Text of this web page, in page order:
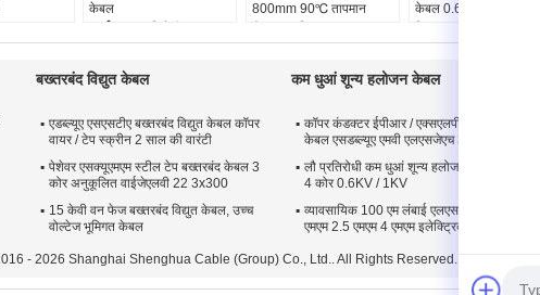
5Core
केबल
आकार:1.5 मिमी 2 -600
मिमी 2
नामित वोल्टेज:
800mm 90℃ तापमान
आकार:1.5 मिमी 2 -800
नामित वोल्टेज:0.6/1 केवी
केबल 0.6KV 1KV बिजली
नामित वोल्टेज:
कोर की संख्या:
जैकेट का रंग:
एफआर-पीवीसी
बख्तरबंद विद्युत केबल
एडब्ल्यूए एसएसटीए बख्तरबंद विद्युत केबल कॉपर
वायर / टेप स्क्रीन 2 साल की वारंटी
पेशेवर एसक्यूएमएम स्टील टेप बख्तरबंद केबल 3
कोर अनुकूलित वाईजेएलवी 22 3x300
15 केवी वन फेज बख्तरबंद विद्युत केबल, उच्च
वोल्टेज भूमिगत केबल
कम धुआं शून्य हलोजन केबल
कॉपर कंडक्टर ईपीआर / एक्सएलपीई इन्सुलेट पावर
केबल एसडब्ल्यूए एमवी एलएसजेएच 3 कोर
लौ प्रतिरोधी कम धुआं शून्य हलोजन केबल अनुकूलित
4 कोर 0.6KV / 1KV
व्यावसायिक 100 एम लंबाई एलएसजेड केबल, 1.5
एमएम 2.5 एमएम 4 एमएम इलेक्ट्रिकल वायर रोल
2016 - 2026 Shanghai Shenghua Cable (Group) Co., Ltd.. All Rights Reserved.